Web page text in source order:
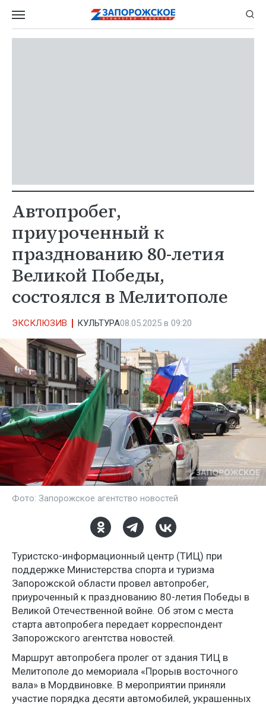
Автопробег,
приуроченный к
празднованию 80-летия
Великой Победы,
состоялся в Мелитополе
ЭКСКЛЮЗИВ КУЛЬТУРА08.05.2025 в 09:20
Фото: Запорожское агентство новостей
Туристско-информационный центр (ТИЦ) при
поддержке Министерства спорта и туризма
Запорожской области провел автопробег,
приуроченный к празднованию 80-летия Победы в
Великой Отечественной войне. Об этом с места
старта автопробега передает корреспондент
Запорожского агентства новостей.
Маршрут автопробега пролег от здания ТИЦ в
Мелитополе до мемориала «Прорыв восточного
вала» в Мордвиновке. В мероприятии приняли
участие порядка десяти автомобилей, украшенных